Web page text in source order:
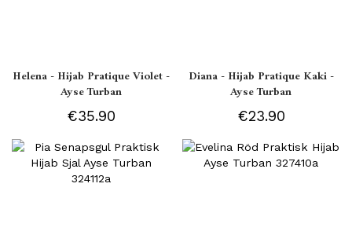
Helena - Hijab Pratique Violet -
Ayse Turban
€35.90
Diana - Hijab Pratique Kaki -
Ayse Turban
€23.90